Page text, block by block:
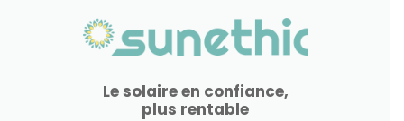
Le solaire en confiance,
plus rentable